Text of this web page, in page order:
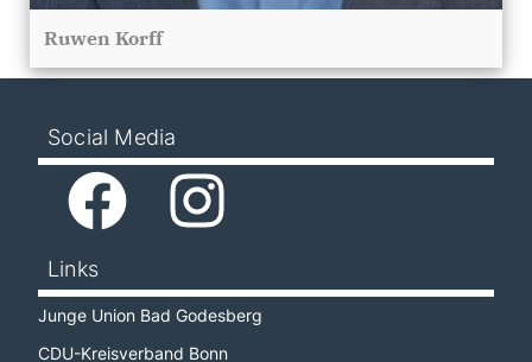
Ruwen Korff
Social Media
Links
Junge Union Bad Godesberg
CDU-Kreisverband Bonn